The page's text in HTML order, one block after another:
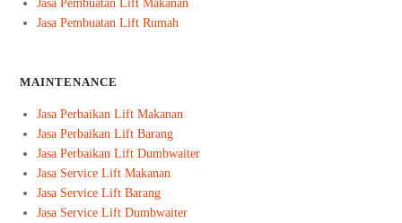
Jasa Pembuatan Lift Makanan
Jasa Pembuatan Lift Rumah
MAINTENANCE
Jasa Perbaikan Lift Makanan
Jasa Perbaikan Lift Barang
Jasa Perbaikan Lift Dumbwaiter
Jasa Service Lift Makanan
Jasa Service Lift Barang
Jasa Service Lift Dumbwaiter